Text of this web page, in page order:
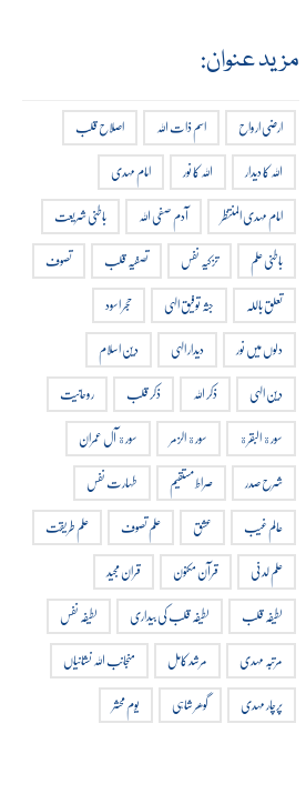
مزید عنوان:
ارضی ارواح اسم ذات اللہ
اصلاح قلب
اللہ کا دیدار
اللہ کا نور
امام مہدی
امام مہدی المنتظر
آدم صفی اللہ
باطنی شریعت
باطنی علم
تزکیہ نفس تصفیہ قلب
تصوف
تعلق باللہ
جثہ توفیق الہی
حجر اسود
دلوں میں نور
دیدار الہی
دین اسلام
دین الہی
ذکر اللہ ذکر قلب
روحانیت
سورة البقرة
سورة الزمر
سورة آل عمران
شرح صدر
صراط مستقیم
طہارت نفس
عالم غیب
عشق علم تصوف
علم طریقت
علم لدنی
قرآن مکنون
قران مجید
لطیفہ قلب
لطیفہ قلب کی بیداری
لطیفہ نفس
مرتبہ مہدی
مرشد کامل
منجانب اللہ نشانیاں
پرچار مہدی
گوھر شاہی یوم محشر